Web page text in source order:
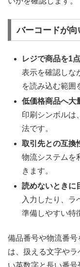
バーコードが
レジで商品を1
表示を確認しな
を読み込む範囲
低価格商品へ大
印刷シンボルは
法です。
取引先との互換
物流システムを
きます。
読めないときに
入力したり、ラ
準備しやすい特
備品番号や物流番
は、扱える文字や
い英数字と長い番号